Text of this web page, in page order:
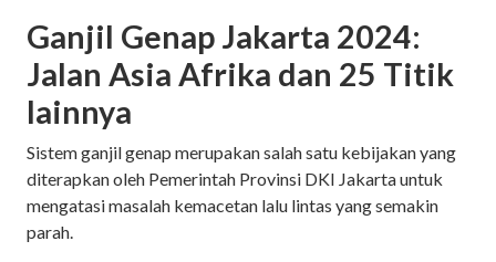
Ganjil Genap Jakarta 2024:
Jalan Asia Afrika dan 25 Titik
lainnya
Sistem ganjil genap merupakan salah satu kebijakan yang
diterapkan oleh Pemerintah Provinsi DKI Jakarta untuk
mengatasi masalah kemacetan lalu lintas yang semakin
parah.